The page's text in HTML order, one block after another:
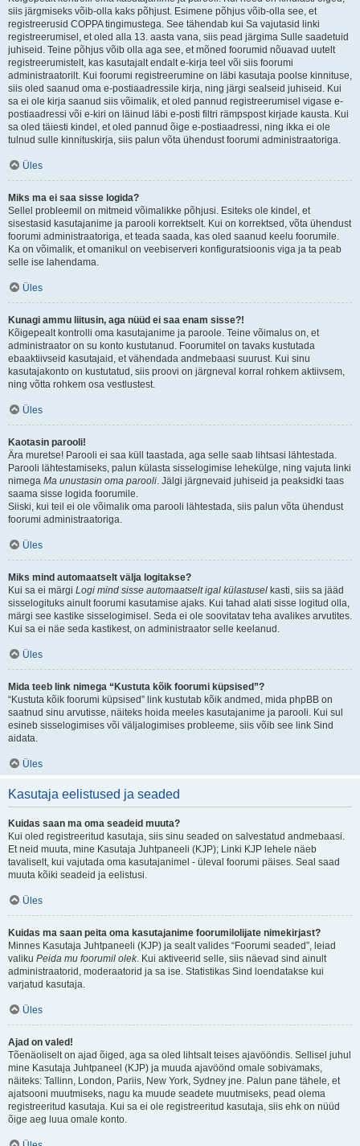
siis järgmiseks võib-olla kaks põhjust. Esimene põhjus võib-olla see, et
registreerusid COPPA tingimustega. See tähendab kui Sa vajutasid linki
registreerumisel, et oled alla 13. aasta vana, siis pead järgima Sulle saadetuid
juhiseid. Teine põhjus võib olla aga see, et mõned foorumid nõuavad uutelt
registreerumistelt, kas kasutajalt endalt e-kirja teel või siis foorumi
administraatorilt. Kui foorumi registreerumine on läbi kasutaja poolse kinnituse,
siis oled saanud oma e-postiaadressile kirja, ning järgi sealseid juhiseid. Kui
sa ei ole kirja saanud siis võimalik, et oled pannud registreerumisel vigase e-
postiaadressi või e-kiri on läinud läbi e-posti filtri rämpspost kirjade kausta. Kui
sa oled täiesti kindel, et oled pannud õige e-postiaadressi, ning ikka ei ole
tulnud sulle kinnituskirja, siis palun võta ühendust foorumi administraatoriga.
Üles
Miks ma ei saa sisse logida?
Sellel probleemil on mitmeid võimalikke põhjusi. Esiteks ole kindel, et
sisestasid kasutajanime ja parooli korrektselt. Kui on korrektsed, võta ühendust
foorumi administraatoriga, et teada saada, kas oled saanud keelu foorumile.
Ka on võimalik, et omanikul on veebiserveri konfiguratsioonis viga ja ta peab
selle ise lahendama.
Üles
Kunagi ammu liitusin, aga nüüd ei saa enam sisse?!
Kõigepealt kontrolli oma kasutajanime ja paroole. Teine võimalus on, et
administraator on su konto kustutanud. Foorumitel on tavaks kustutada
ebaaktiivseid kasutajaid, et vähendada andmebaasi suurust. Kui sinu
kasutajakonto on kustutatud, siis proovi on järgneval korral rohkem aktiivsem,
ning võtta rohkem osa vestlustest.
Üles
Kaotasin parooli!
Ära muretse! Parooli ei saa küll taastada, aga selle saab lihtsasi lähtestada.
Parooli lähtestamiseks, palun külasta sisselogimise lehekülge, ning vajuta linki
nimega Ma unustasin oma parooli. Jälgi järgnevaid juhiseid ja peaksidki taas
saama sisse logida foorumile.
Siiski, kui teil ei ole võimalik oma parooli lähtestada, siis palun võta ühendust
foorumi administraatoriga.
Üles
Miks mind automaatselt välja logitakse?
Kui sa ei märgi Logi mind sisse automaatselt igal külastusel kasti, siis sa jääd
sisselogituks ainult foorumi kasutamise ajaks. Kui tahad alati sisse logitud olla,
märgi see kastike sisselogimisel. Seda ei ole soovitatav teha avalikes arvutites.
Kui sa ei näe seda kastikest, on administraator selle keelanud.
Üles
Mida teeb link nimega “Kustuta kõik foorumi küpsised”?
“Kustuta kõik foorumi küpsised” link kustutab kõik andmed, mida phpBB on
saatnud sinu arvutisse, näiteks hoida meeles kasutajanime ja parooli. Kui sul
esineb sisselogimises või väljalogimises probleeme, siis võib see link Sind
aidata.
Üles
Kasutaja eelistused ja seaded
Kuidas saan ma oma seadeid muuta?
Kui oled registreeritud kasutaja, siis sinu seaded on salvestatud andmebaasi.
Et neid muuta, mine Kasutaja Juhtpaneeli (KJP); Linki KJP lehele näeb
tavaliselt, kui vajutada oma kasutajanimel - üleval foorumi päises. Seal saad
muuta kõiki seadeid ja eelistusi.
Üles
Kuidas ma saan peita oma kasutajanime foorumilolijate nimekirjast?
Minnes Kasutaja Juhtpaneeli (KJP) ja sealt valides “Foorumi seaded”, leiad
valiku Peida mu foorumil olek. Kui aktiveerid selle, siis näevad sind ainult
administraatorid, moderaatorid ja sa ise. Statistikas Sind loendatakse kui
varjatud kasutaja.
Üles
Ajad on valed!
Tõenäoliselt on ajad õiged, aga sa oled lihtsalt teises ajavööndis. Sellisel juhul
mine Kasutaja Juhtpaneel (KJP) ja muuda ajavöönd omale sobivamaks,
näiteks: Tallinn, London, Pariis, New York, Sydney jne. Palun pane tähele, et
ajatsooni muutmiseks, nagu ka muude seadete muutmiseks, pead olema
registreeritud kasutaja. Kui sa ei ole registreeritud kasutaja, siis ehk on nüüd
õige aeg luua omale konto.